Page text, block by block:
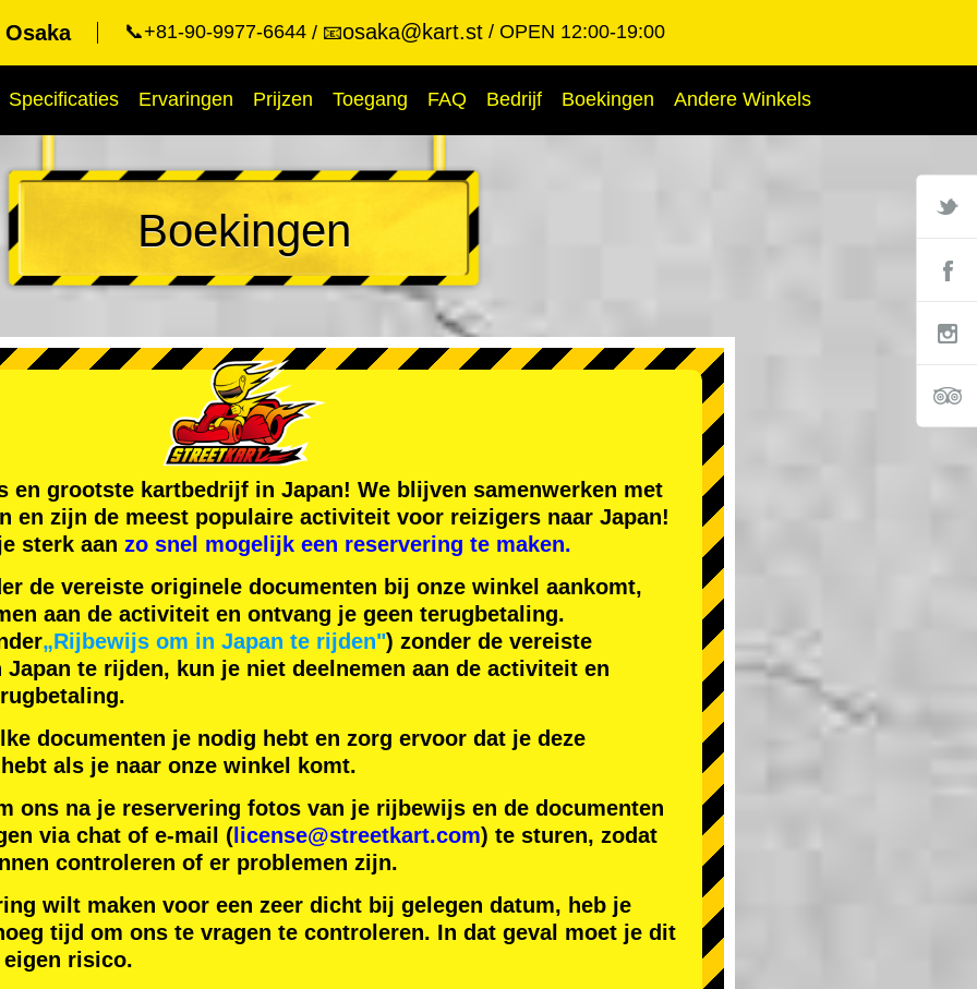
📞+81-90-9977-6644 📧osaka@kart.st OPEN 12:00-19:00
Specificaties Ervaringen Prijzen Toegang FAQ Bedrijf Boekingen Andere Winkels
Boekingen
en grootste kartbedrijf in Japan! We blijven samenwerken met
en zijn de meest populaire activiteit voor reizigers naar Japan!
sterk aan zo snel mogelijk een reservering te maken.
de vereiste originele documenten bij onze winkel aankomt,
aan de activiteit en ontvang je geen terugbetaling.
„Rijbewijs om in Japan te rijden") zonder de vereiste
te rijden, kun je niet deelnemen aan de activiteit en
documenten je nodig hebt en zorg ervoor dat je deze
als je naar onze winkel komt.
ons na je reservering fotos van je rijbewijs en de documenten
via chat of e-mail ( license@streetkart.com) te sturen, zodat
controleren of er problemen zijn.
wilt maken voor een zeer dicht bij gelegen datum, heb je
tijd om ons te vragen te controleren. In dat geval moet je dit
risico.